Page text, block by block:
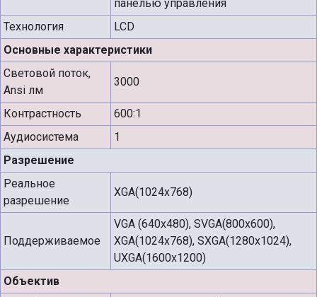
панелью управления
Технология
LCD
Основные характеристики
Световой поток,
Ansi лм
3000
Контрастность
600:1
Аудиосистема
1
Разрешение
Реальное
разрешение
XGA(1024x768)
Поддерживаемое
VGA (640x480), SVGA(800x600),
XGA(1024x768), SXGA(1280x1024),
UXGA(1600x1200)
Объектив